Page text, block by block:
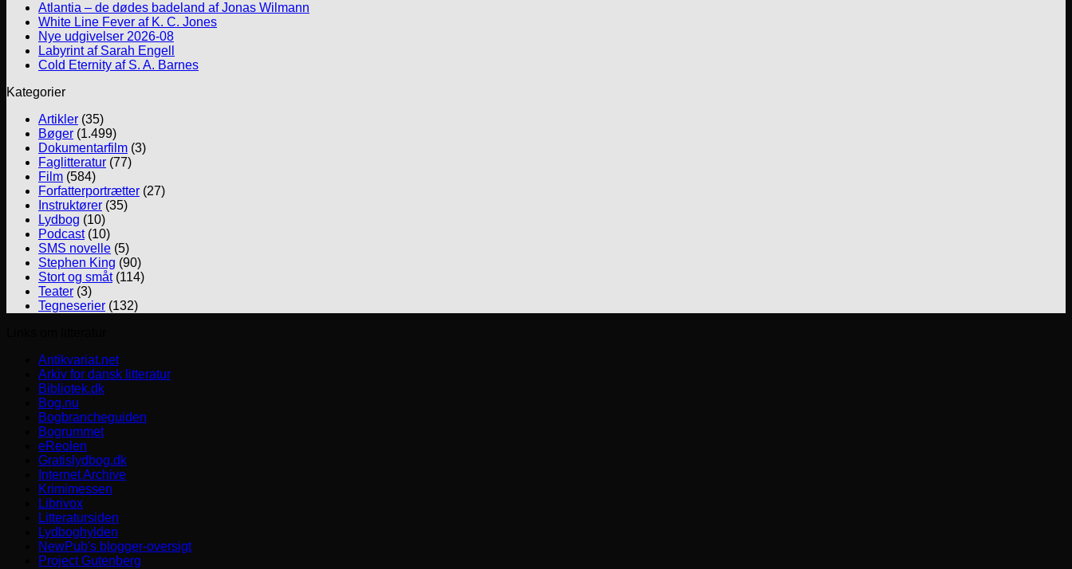
Atlantia – de dødes badeland af Jonas Wilmann
White Line Fever af K. C. Jones
Nye udgivelser 2026-08
Labyrint af Sarah Engell
Cold Eternity af S. A. Barnes
Kategorier
Artikler (35)
Bøger (1.499)
Dokumentarfilm (3)
Faglitteratur (77)
Film (584)
Forfatterportrætter (27)
Instruktører (35)
Lydbog (10)
Podcast(10)
SMS novelle (5)
Stephen King (90)
Stort og småt(114)
Teater (3)
Tegneserier (132)
Antikvariat.net
Arkiv for dansk litteratur
Bibliotek.dk
Bog.nu
Bogbrancheguiden
Bogrummet
eReolen
Gratislydbog.dk
Internet Archive
Krimimessen
Librivox
Litteratursiden
Lydboghylden
NewPub's blogger-oversigt
Project Gutenberg